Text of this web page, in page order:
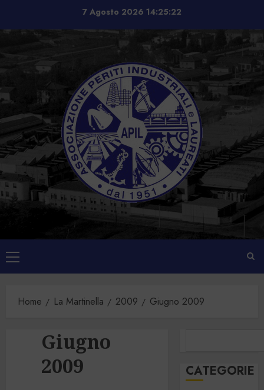
contenuto
7 Agosto 2026 14:25:22
Menu
principale
Home La Martinella 2009 Giugno 2009
Giugno
2009
CATEGORIE